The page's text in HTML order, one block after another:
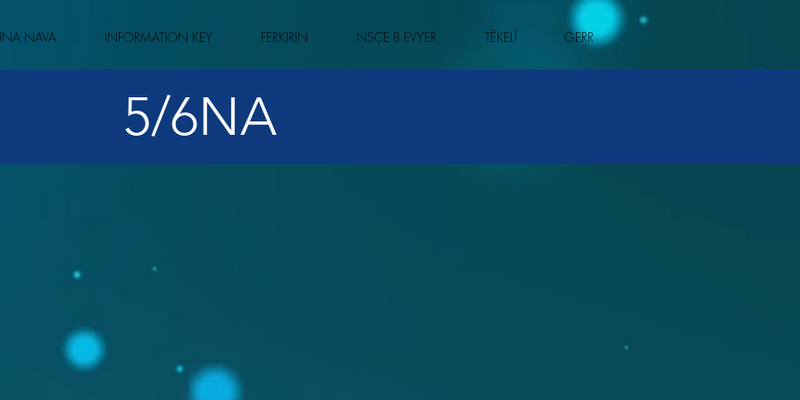
NAVA INFORMATION KEY FERKIRIN NSÇE B EVYER TÊKELÎ GERR
5/6NA